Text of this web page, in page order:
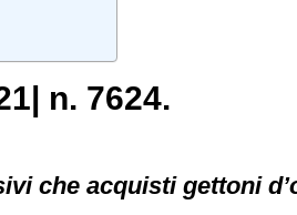
n. 7624.
che acquisti gettoni